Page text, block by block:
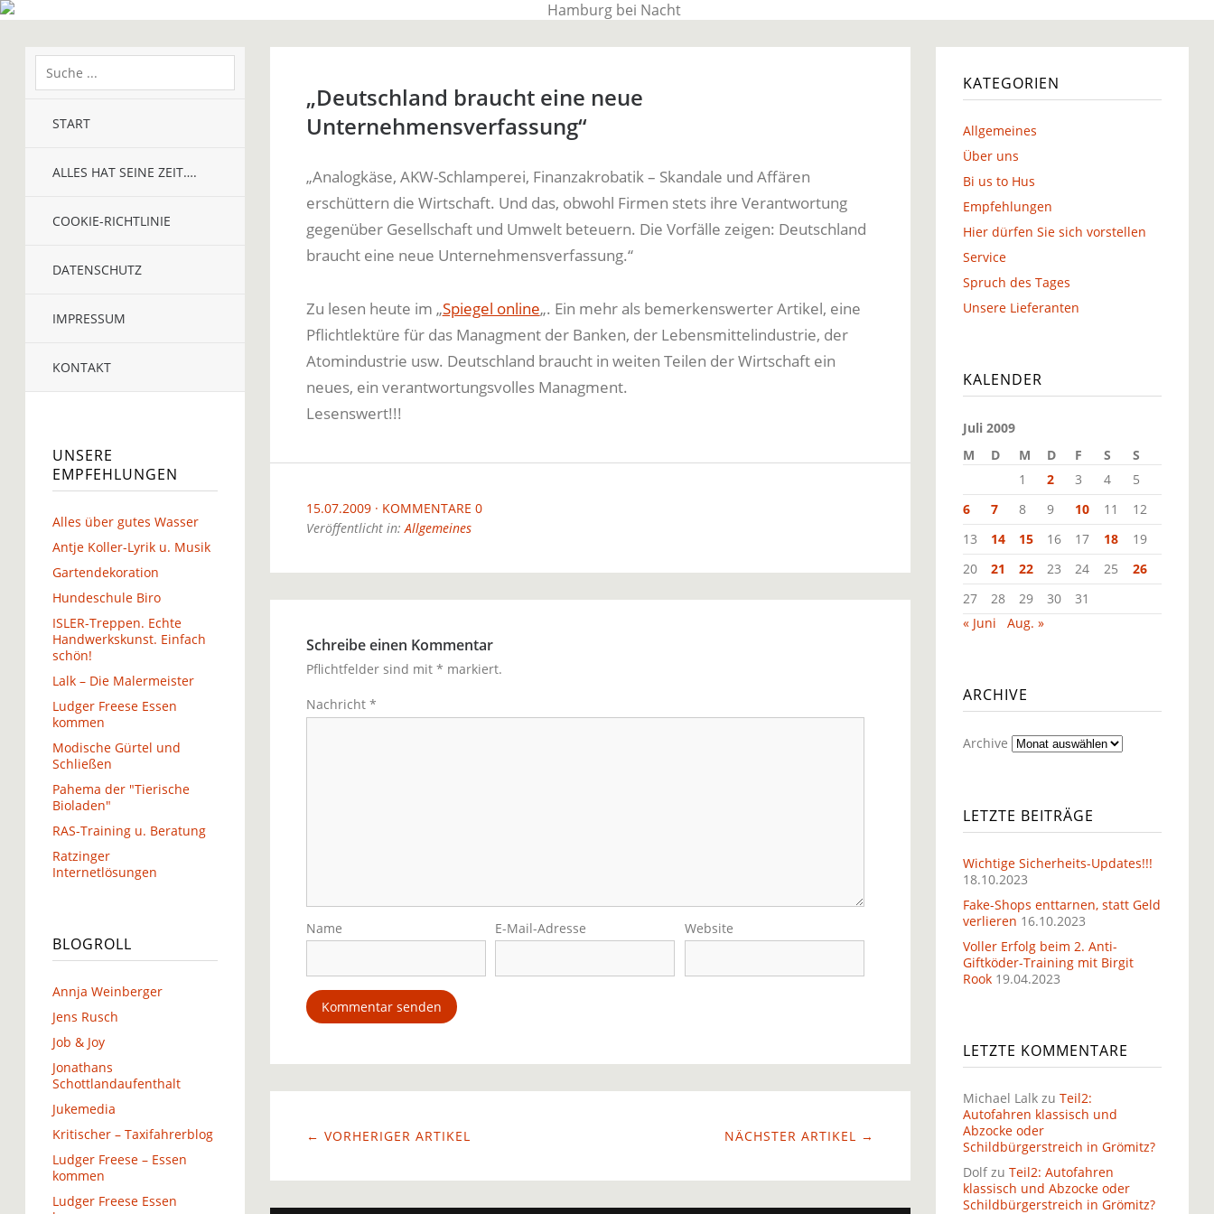
BauTime Blog
START
ALLES HAT SEINE ZEIT….
COOKIE-RICHTLINIE
DATENSCHUTZ
IMPRESSUM
KONTAKT
UNSERE
EMPFEHLUNGEN
Alles über gutes Wasser
Antje Koller-Lyrik u. Musik
Gartendekoration
Hundeschule Biro
ISLER-Treppen. Echte
Handwerkskunst. Einfach
schön!
Lalk – Die Malermeister
Ludger Freese Essen
kommen
Modische Gürtel und
Schließen
Pahema der "Tierische
Bioladen"
RAS-Training u. Beratung
Ratzinger
Internetlösungen
BLOGROLL
Annja Weinberger
Jens Rusch
Job & Joy
Jonathans
Schottlandaufenthalt
Jukemedia
Kritischer – Taxifahrerblog
Ludger Freese – Essen
kommen
Ludger Freese Essen
„Deutschland braucht eine neue
Unternehmensverfassung“
„Analogkäse, AKW-Schlamperei, Finanzakrobatik – Skandale und Affären
erschüttern die Wirtschaft. Und das, obwohl Firmen stets ihre Verantwortung
gegenüber Gesellschaft und Umwelt beteuern. Die Vorfälle zeigen: Deutschland
braucht eine neue Unternehmensverfassung.“
Zu lesen heute im „Spiegel online„. Ein mehr als bemerkenswerter Artikel, eine
Pflichtlektüre für das Managment der Banken, der Lebensmittelindustrie, der
Atomindustrie usw. Deutschland braucht in weiten Teilen der Wirtschaft ein
neues, ein verantwortungsvolles Managment.
Lesenswert!!!
15.07.2009
KOMMENTARE 0
Veröffentlicht in:Allgemeines
Schreibe einen Kommentar
Pflichtfelder sind mit * markiert.
Nachricht *
Name E-Mail-Adresse Website
NÄCHSTER ARTIKEL →
← VORHERIGER ARTIKEL
KATEGORIEN
Allgemeines
Über uns
Bi us to Hus
Empfehlungen
Hier dürfen Sie sich vorstellen
Service
Spruch des Tages
Unsere Lieferanten
KALENDER
Juli 2009
M
D M D F S
S
1
2 3 4
5
6
7 8 9 10 11
12
13
14 15 16 17 18
19
20
21 22 23 24 25
26
27
28 29 30
31
« Juni
Aug. »
ARCHIVE
Archive
LETZTE BEITRÄGE
Wichtige Sicherheits-Updates!!!
18.10.2023
Fake-Shops enttarnen, statt Geld
verlieren 16.10.2023
Voller Erfolg beim 2. Anti-
Giftköder-Training mit Birgit
Rook 19.04.2023
LETZTE KOMMENTARE
Michael Lalkzu Teil2:
Autofahren klassisch und
Abzocke oder
Schildbürgerstreich in Grömitz?
Dolfzu Teil2: Autofahren
klassisch und Abzocke oder
Schildbürgerstreich in Grömitz?